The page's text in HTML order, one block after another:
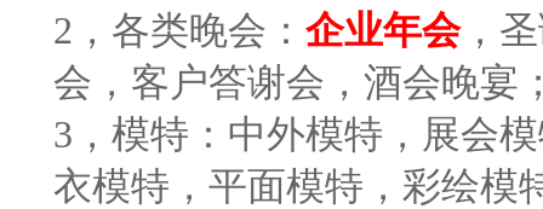
2，各类晚会： 企业年会，
会，客户答谢会，酒会晚宴
3 ，模特：中外模特，展会
衣模特，平面模特，彩绘模